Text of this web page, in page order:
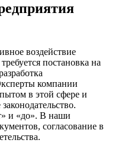
воздействие
постановка на
компании
в этой сфере и
и «до». В наши
согласование в